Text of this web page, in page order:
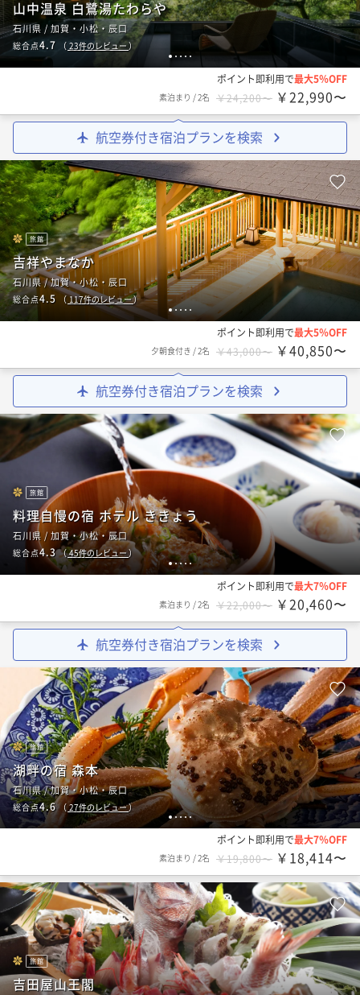
1 2 3 4 5
山中温泉 白鷺湯たわらや
石川県 / 加賀・小松・辰口
総合点4.7 （ 23件のレビュー）
ポイント即利用で最大5％OFF
素泊まり /2名 ￥24,200〜 ￥22,990〜
航空券付き宿泊プランを検索
12 3 4 5
旅館
吉祥やまなか
石川県 / 加賀・小松・辰口
総合点4.5 （117件のレビュー）
ポイント即利用で最大5％OFF
夕朝食付き /2名 ￥43,000〜 ￥40,850〜
航空券付き宿泊プランを検索
1234 5
旅館
料理自慢の宿 ホテル ききょう
石川県 / 加賀・小松・辰口
総合点4.3（45件のレビュー）
ポイント即利用で最大7％OFF
素泊まり /2名 ￥22,000〜 ￥20,460〜
航空券付き宿泊プランを検索
12345
旅館
湖畔の宿 森本
石川県 / 加賀・小松・辰口
総合点4.6（ 27件のレビュー）
ポイント即利用で最大7％OFF
素泊まり /2名 ￥19,800〜 ￥18,414〜
旅館
吉田屋山王閣